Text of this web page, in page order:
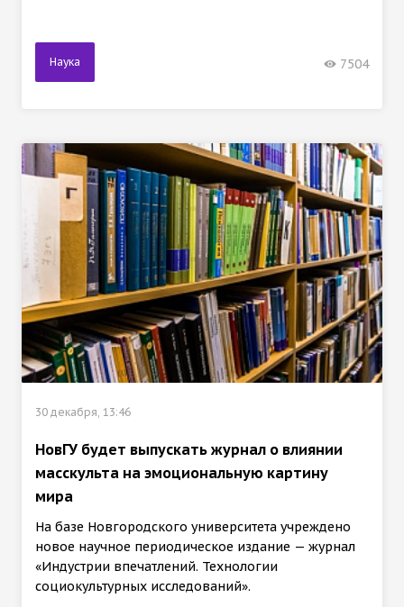
Наука 7504
30 декабря, 13:46
НовГУ будет выпускать журнал о влиянии
масскульта на эмоциональную картину
мира
На базе Новгородского университета учреждено
новое научное периодическое издание — журнал
«Индустрии впечатлений. Технологии
социокультурных исследований».